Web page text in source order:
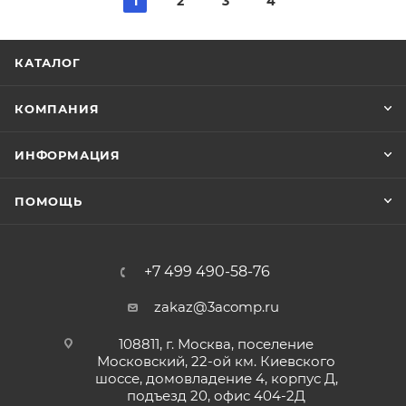
КАТАЛОГ
КОМПАНИЯ
ИНФОРМАЦИЯ
ПОМОЩЬ
+7 499 490-58-76
zakaz@3acomp.ru
108811, г. Москва, поселение
Московский, 22-ой км. Киевского
шоссе, домовладение 4, корпус Д,
подъезд 20, офис 404-2Д